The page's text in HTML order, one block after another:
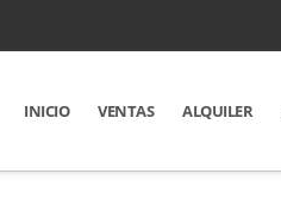
INICIO VENTAS ALQUILER